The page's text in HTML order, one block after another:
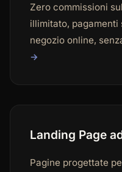
Zero commissioni
illimitato,
negozio online,
→
Landing Page
Pagine progettate